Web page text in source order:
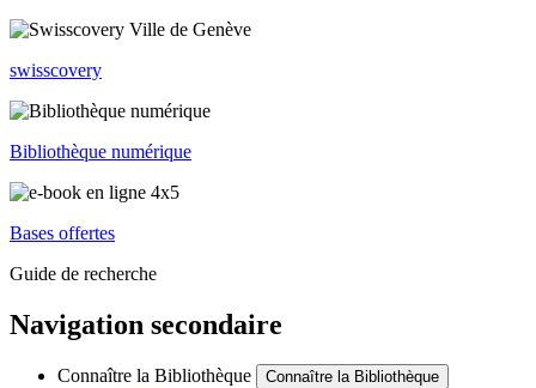
swisscovery
Bibliothèque numérique
Bases offertes
Guide de recherche
Navigation secondaire
Connaître la Bibliothèque Connaître la Bibliothèque